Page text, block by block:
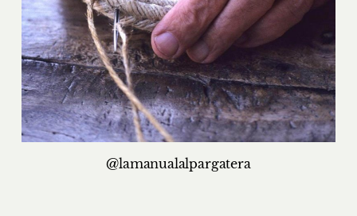
@lamanualalpargatera